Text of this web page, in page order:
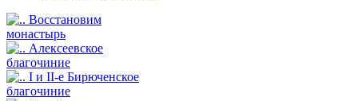
Восстановим
монастырь
Алексеевское
благочиние
I и II-е Бирюченское
благочиние